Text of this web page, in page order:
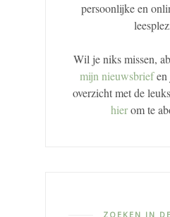
persoonlijke en
Wil je niks missen,
mijn nieuwsbriefen
overzicht met de
hierom te
ZOEKEN IN